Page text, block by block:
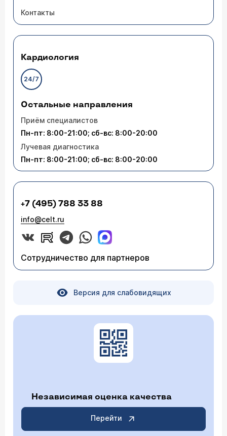
Контакты
Кардиология
24/7
Остальные направления
Приём специалистов
Пн-пт: 8:00-21:00; сб-вс: 8:00-20:00
Лучевая диагностика
Пн-пт: 8:00-21:00; сб-вс: 8:00-20:00
+7 (495) 788 33 88
info@celt.ru
Сотрудничество для партнеров
Версия для слабовидящих
Независимая оценка качества
Перейти